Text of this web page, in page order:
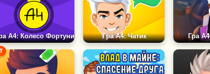
А4: Колесо Фортуни Гра А4: Чатик Гра